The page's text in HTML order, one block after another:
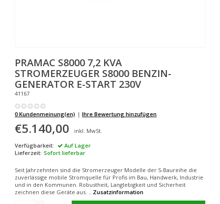
PRAMAC S8000 7,2 KVA
STROMERZEUGER S8000 BENZIN-
GENERATOR E-START 230V
41167
0 Kundenmeinung(en) | Ihre Bewertung hinzufügen
€5.140,00
inkl. MwSt.
Verfügbarkeit:
Auf Lager
Lieferzeit: Sofort lieferbar
Seit Jahrzehnten sind die Stromerzeuger Modelle der S-Baureihe die
zuverlässige mobile Stromquelle für Profis im Bau, Handwerk, Industrie
und in den Kommunen. Robustheit, Langlebigkeit und Sicherheit
zeichnen diese Geräte aus. ...Zusatzinformation